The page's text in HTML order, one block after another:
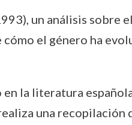
un análisis sobre
el género ha
la literatura
una recopilación